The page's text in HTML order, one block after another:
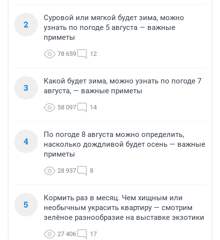
2
Суровой или мягкой будет зима, можно
узнать по погоде 5 августа — важные
приметы
78 659 12
3
Какой будет зима, можно узнать по погоде 7
августа, — важные приметы
58 097 14
4
По погоде 8 августа можно определить,
насколько дождливой будет осень — важные
приметы
28 937 8
5
Кормить раз в месяц. Чем хищным или
необычным украсить квартиру — смотрим
зелёное разнообразие на выставке экзотики
27 406 17